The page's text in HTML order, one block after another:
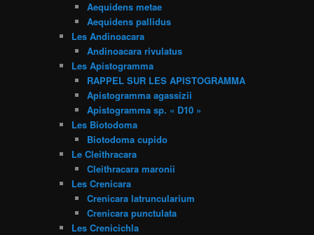
Aequidens metae
Aequidens pallidus
Les Andinoacara
Andinoacara rivulatus
Les Apistogramma
RAPPEL SUR LES APISTOGRAMMA
Apistogramma agassizii
Apistogramma sp. « D10 »
Les Biotodoma
Biotodoma cupido
Le Cleithracara
Cleithracara maronii
Les Crenicara
Crenicara latruncularium
Crenicara punctulata
Les Crenicichla